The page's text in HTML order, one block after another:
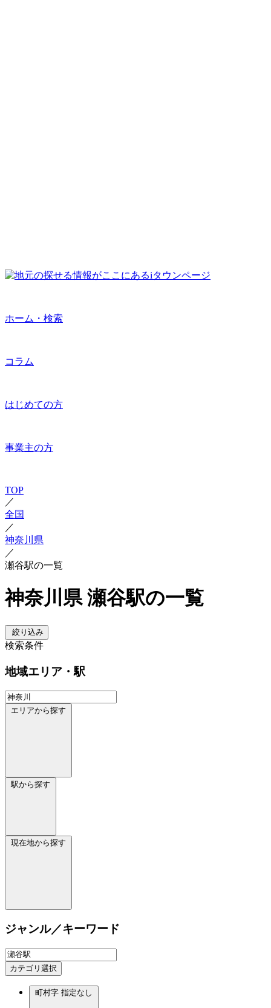
ホーム・検索
コラム
はじめての方
事業主の方
TOP
／
全国
／
神奈川県
／
瀬谷駅の一覧
神奈川県 瀬谷駅の一覧
絞り込み
検索条件
地域エリア・駅
エリアから探す
駅から探す
現在地から探す
ジャンル／キーワード
カテゴリ選択
町村字 指定なし